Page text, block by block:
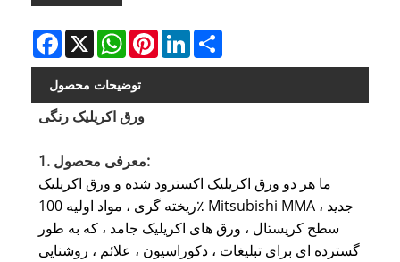
Facebook
X WhatsAppPinterestLinkedIn
توضیحات محصول
ورق اکریلیک رنگی
1. معرفی محصول:
ما هر دو ورق اکریلیک اکسترود شده و ورق اکریلیک
ریخته گری ، مواد اولیه 100٪ Mitsubishi MMA جدید ،
سطح کریستال ، ورق های اکریلیک جامد ، که به طور
گسترده ای برای تبلیغات ، دکوراسیون ، علائم ، روشنایی